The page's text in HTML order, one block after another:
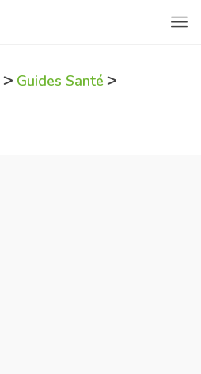
> Guides Santé >